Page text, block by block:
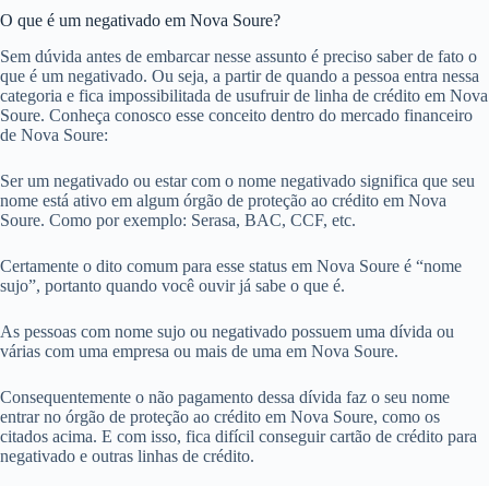
O que é um negativado em Nova Soure?
Sem dúvida antes de embarcar nesse assunto é preciso saber de fato o
que é um negativado. Ou seja, a partir de quando a pessoa entra nessa
categoria e fica impossibilitada de usufruir de linha de crédito em Nova
Soure. Conheça conosco esse conceito dentro do mercado financeiro
de Nova Soure:
Ser um negativado ou estar com o nome negativado significa que seu
nome está ativo em algum órgão de proteção ao crédito em Nova
Soure. Como por exemplo: Serasa, BAC, CCF, etc.
Certamente o dito comum para esse status em Nova Soure é “nome
sujo”, portanto quando você ouvir já sabe o que é.
As pessoas com nome sujo ou negativado possuem uma dívida ou
várias com uma empresa ou mais de uma em Nova Soure.
Consequentemente o não pagamento dessa dívida faz o seu nome
entrar no órgão de proteção ao crédito em Nova Soure, como os
citados acima. E com isso, fica difícil conseguir cartão de crédito para
negativado e outras linhas de crédito.